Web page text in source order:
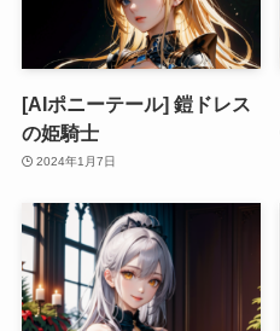
[AIポニーテール] 鎧ドレス
の姫騎士
2024年1月7日